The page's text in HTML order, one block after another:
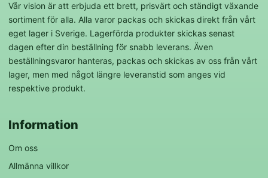
Vår vision är att erbjuda ett brett, prisvärt och ständigt växande
sortiment för alla. Alla varor packas och skickas direkt från vårt
eget lager i Sverige. Lagerförda produkter skickas senast
dagen efter din beställning för snabb leverans. Även
beställningsvaror hanteras, packas och skickas av oss från vårt
lager, men med något längre leveranstid som anges vid
respektive produkt.
Information
Om oss
Allmänna villkor